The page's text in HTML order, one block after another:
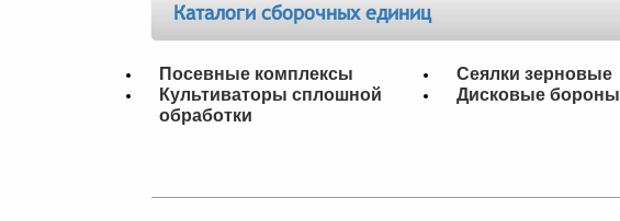
Каталоги сборочных единиц
Посевные комплексы Сеялки зерновые
Культиваторы сплошной
обработки
Дисковые бороны